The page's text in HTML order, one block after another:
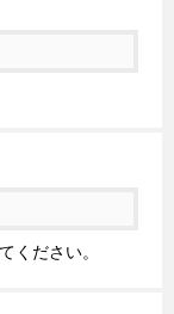
ください。